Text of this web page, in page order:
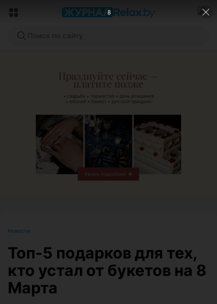
ЭФФЕКТИВНАЯ РЕКЛАМА НА САЙТЕ
Новости
Топ-5 подарков для тех,
кто устал от букетов на 8
Марта
6